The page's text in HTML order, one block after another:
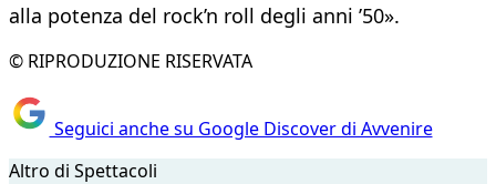
alla potenza del rock’n roll degli anni ’50».
© RIPRODUZIONE RISERVATA
Seguici anche su Google Discover di Avvenire
Altro di Spettacoli